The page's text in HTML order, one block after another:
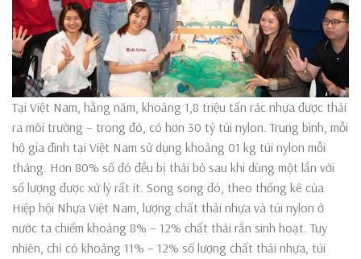
Tại Việt Nam, hằng năm, khoảng 1,8 triệu tấn rác nhựa được thải
ra môi trường – trong đó, có hơn 30 tỷ túi nylon. Trung bình, mỗi
hộ gia đình tại Việt Nam sử dụng khoảng 01 kg túi nylon mỗi
tháng. Hơn 80% số đó đều bị thải bỏ sau khi dùng một lần với
số lượng được xử lý rất ít. Song song đó, theo thống kê của
Hiệp hội Nhựa Việt Nam, lượng chất thải nhựa và túi nylon ở
nước ta chiếm khoảng 8% – 12% chất thải rắn sinh hoạt. Tuy
nhiên, chỉ có khoảng 11% – 12% số lượng chất thải nhựa, túi